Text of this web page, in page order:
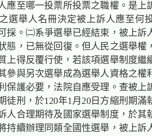
應至哪一投票所投票之職權。是上
選舉人名冊決定被上訴人應至何
採。㈡系爭選舉已經結束，被上訴
態，已無從回復。但人民之選舉權
上得反覆行使，若該項選舉制度繼
參與另次選舉成為選舉人資格之權
保護必要，法院自應受理。查被上
徒刑，於120年1月20日方縮刑期滿
人合理期待及國家選舉制度，於其
持續辦理同類全國性選舉，被上訴